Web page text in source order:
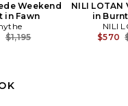
Weekend
in Fawn
Previous price:
$1,195
NILI
in
NILI
$570